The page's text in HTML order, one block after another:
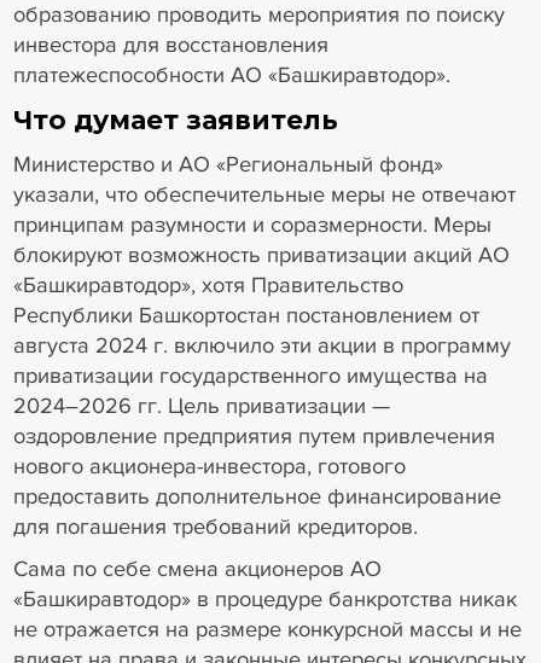
образованию проводить мероприятия по поиску
инвестора для восстановления
платежеспособности АО «Башкиравтодор».
Что думает заявитель
Министерство и АО «Региональный фонд»
указали, что обеспечительные меры не отвечают
принципам разумности и соразмерности. Меры
блокируют возможность приватизации акций АО
«Башкиравтодор», хотя Правительство
Республики Башкортостан постановлением от
августа 2024 г. включило эти акции в программу
приватизации государственного имущества на
2024–2026 гг. Цель приватизации —
оздоровление предприятия путем привлечения
нового акционера-инвестора, готового
предоставить дополнительное финансирование
для погашения требований кредиторов.
Сама по себе смена акционеров АО
«Башкиравтодор» в процедуре банкротства никак
не отражается на размере конкурсной массы и не